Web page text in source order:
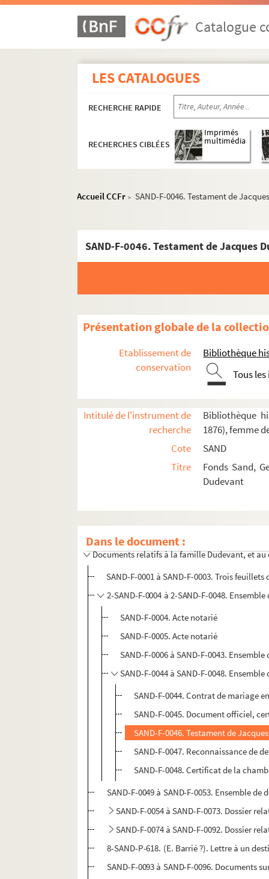
Catalogue
LES CATALOGUES
RECHERCHE RAPIDE
RECHERCHES CIBLÉES
Imprimés
multimédia
Accueil CCFr > SAND-F-0046. Testament de
SAND-F-0046. Testament de Jacques
Présentation globale de la
Etablissement de
conservation
Bibliothèque
Tous
Intitulé de l'instrument de
recherche
Bibliothèque
1876), femme
Cote
SAND
Titre
Fonds Sand,
Dudevant
Dans le document :
Marie-Aurore de Koenigsmark (1662-1728)
Maurice de Saxe (1696-1750)
Marie-Aurore de Saxe (1748-1821)
Claude Dupin (1686-1769)
Louise de Fontaine (1706-1799)
Louis-Claude Dupin de Francueil (1715-1786)
Maurice-François Élisabeth Dupin de
Oscar Cazamajou (1822-1891)
Documents relatifs à la famille Dudevant, et
SAND-F-0001 à SAND-F-0003. Trois
2-SAND-F-0004 à 2-SAND-F-0048.
SAND-F-0004. Acte notarié
SAND-F-0005. Acte notarié
SAND-F-0006 à SAND-F-0043.
SAND-F-0044 à SAND-F-0048.
SAND-F-0044. Contrat de mariage
SAND-F-0045. Document officiel,
SAND-F-0046. Testament de
SAND-F-0047. Reconnaissance de
SAND-F-0048. Certificat de la
SAND-F-0049 à SAND-F-0053. Ensemble
SAND-F-0054 à SAND-F-0073. Dossier
SAND-F-0074 à SAND-F-0092. Dossier
8-SAND-P-618. (E. Barrié ?). Lettre à un
SAND-F-0093 à SAND-F-0096. Documents